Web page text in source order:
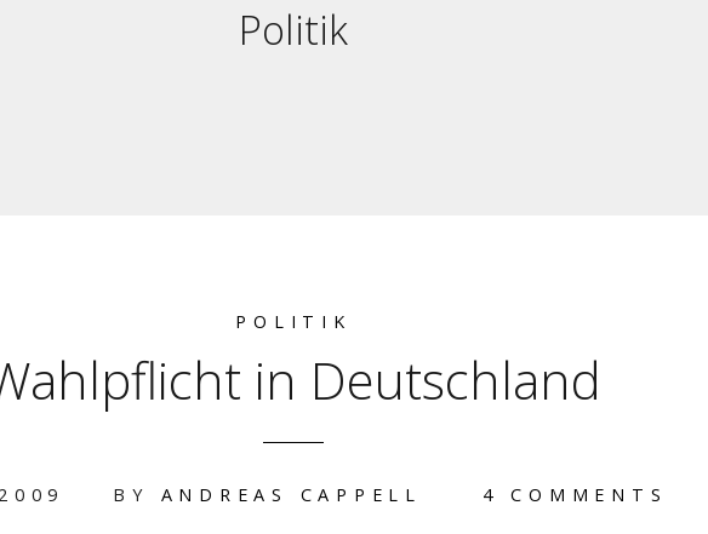
Politik
POLITIK
in Deutschland
BY ANDREAS CAPPELL 4 COMMENTS